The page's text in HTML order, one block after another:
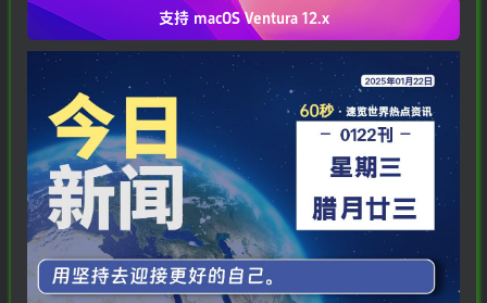
支持 macOSVentura 12.x